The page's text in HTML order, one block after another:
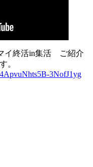
イ終活in集活 ご紹介
。
3NofJ1yg